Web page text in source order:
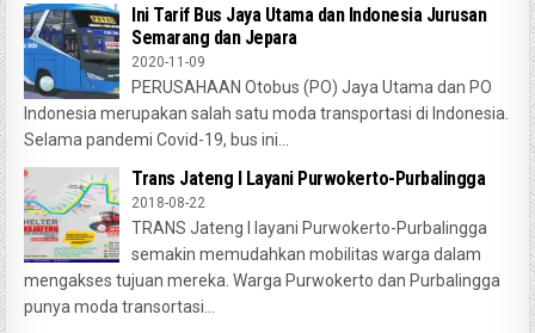
Ini Tarif Bus Jaya Utama dan Indonesia Jurusan
Semarang dan Jepara
2020-11-09
PERUSAHAAN Otobus (PO) Jaya Utama dan PO
Indonesia merupakan salah satu moda transportasi di Indonesia.
Selama pandemi Covid-19, bus ini...
Trans Jateng I Layani Purwokerto-Purbalingga
2018-08-22
TRANS Jateng I layani Purwokerto-Purbalingga
semakin memudahkan mobilitas warga dalam
mengakses tujuan mereka. Warga Purwokerto dan Purbalingga
punya moda transortasi...